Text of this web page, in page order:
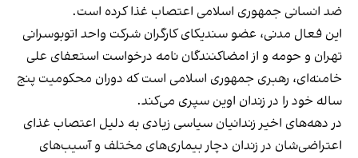
ضد انسانی جمهوری اسلامی اعتصاب غذا کرده است.
این فعال مدنی، عضو سندیکای کارگران شرکت واحد اتوبوسرانی
تهران و حومه و از امضاکنندگان نامه درخواست استعفای علی
خامنه‌ای، رهبری جمهوری اسلامی است که دوران محکومیت پنج
ساله خود را در زندان اوین سپری می‌کند.
در دهه‌های اخیر زندانیان سیاسی زیادی به دلیل اعتصاب غذای
اعتراضی‌شان در زندان دچار بیماری‌های مختلف و آسیب‌های